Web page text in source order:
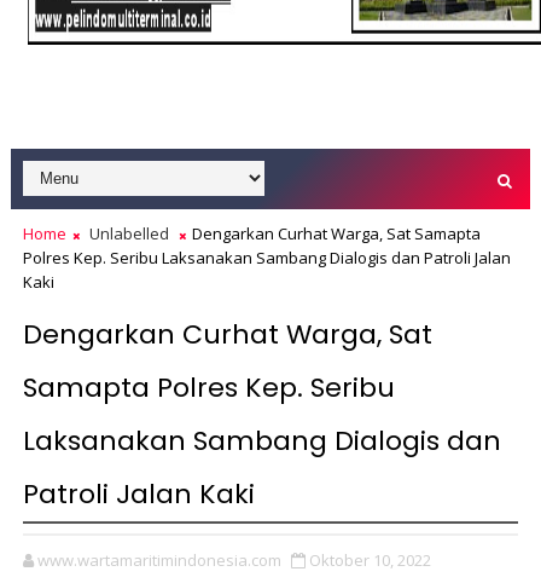
Home Unlabelled
Dengarkan Curhat Warga, Sat Samapta
Polres Kep. Seribu Laksanakan Sambang Dialogis dan Patroli Jalan
Kaki
Dengarkan Curhat Warga, Sat
Samapta Polres Kep. Seribu
Laksanakan Sambang Dialogis dan
Patroli Jalan Kaki
www.wartamaritimindonesia.com Oktober 10, 2022